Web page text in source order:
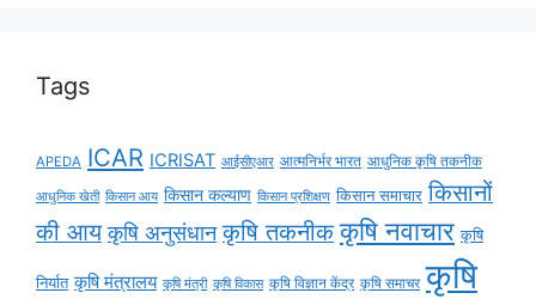
Tags
APEDA ICAR ICRISAT आईसीएआर आत्मनिर्भर भारत आधुनिक कृषि तकनीक
आधुनिक खेती किसान आय किसान कल्याण किसान प्रशिक्षण किसान समाचार किसानों
की आय कृषि अनुसंधान कृषि तकनीक कृषि नवाचार कृषि
निर्यात कृषि मंत्रालय कृषि मंत्री कृषि विकास कृषि विज्ञान केंद्र कृषि समाचर कृषि